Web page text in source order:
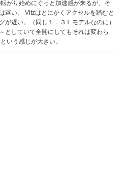
がり始めにぐっと加速感が来るが、そ
遅い。 Vitzはとにかくアクセルを踏むと
が遅い。（同じ１．３Ｌモデルなのに）
としていて全開にしてもそれは変わら
いう感じが大きい。